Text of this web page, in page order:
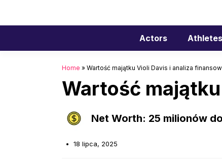
Actors Athletes
Home » Wartość majątku Violi Davis i analiza
Wartość
Net Worth: 25 milionów
18 lipca, 2025